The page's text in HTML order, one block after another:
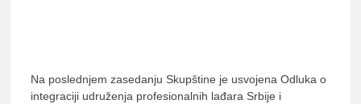
Na poslednjem zasedanju Skupštine je usvojena Odluka o
integraciji udruženja profesionalnih lađara Srbije i